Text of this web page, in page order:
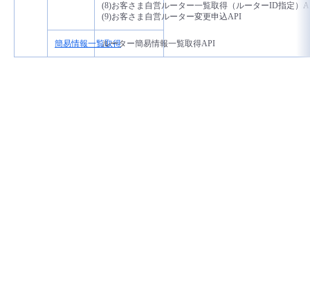
(8)お客さま自営ルーター一覧取得（ルーターID指定）
(9)お客さま自営ルーター変更申込API
簡易情報一覧取得ルーター簡易情報一覧取得API